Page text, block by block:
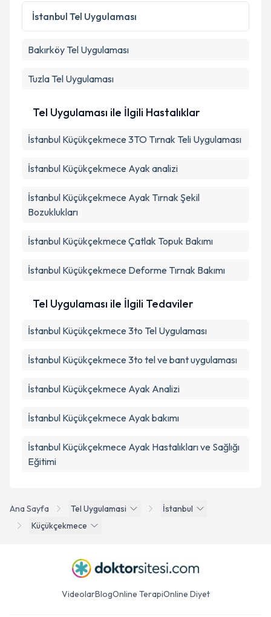
Ana Sayfa Tel Uygulamasi
İstanbul
Küçükçekmece
İstanbul Tel Uygulaması
Bakırköy Tel Uygulaması
Tuzla Tel Uygulaması
Tel Uygulaması ile İlgili Hastalıklar
İstanbul Küçükçekmece 3TO Tırnak Teli Uygulaması
İstanbul Küçükçekmece Ayak analizi
İstanbul Küçükçekmece Ayak Tırnak Şekil
Bozuklukları
İstanbul Küçükçekmece Çatlak Topuk Bakımı
İstanbul Küçükçekmece Deforme Tırnak Bakımı
Tel Uygulaması ile İlgili Tedaviler
İstanbul Küçükçekmece 3to Tel Uygulaması
İstanbul Küçükçekmece 3to tel ve bant uygulaması
İstanbul Küçükçekmece Ayak Analizi
İstanbul Küçükçekmece Ayak bakımı
İstanbul Küçükçekmece Ayak Hastalıkları ve Sağlığı
Eğitimi
VideolarBlogOnline TerapiOnline Diyet